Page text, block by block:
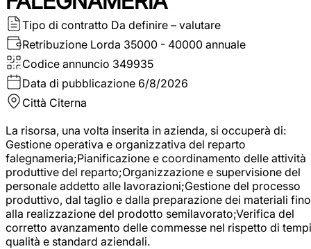
Tipo di contratto Da definire – valutare
Retribuzione Lorda 35000 - 40000 annuale
Codice annuncio 349935
Data di pubblicazione 6/8/2026
Città Citerna
La risorsa, una volta inserita in azienda, si occuperà di:
Gestione operativa e organizzativa del reparto
falegnameria;Pianificazione e coordinamento delle attività
produttive del reparto;Organizzazione e supervisione del
personale addetto alle lavorazioni;Gestione del processo
produttivo, dal taglio e dalla preparazione dei materiali fino
alla realizzazione del prodotto semilavorato;Verifica del
corretto avanzamento delle commesse nel rispetto di
qualità e standard aziendali.